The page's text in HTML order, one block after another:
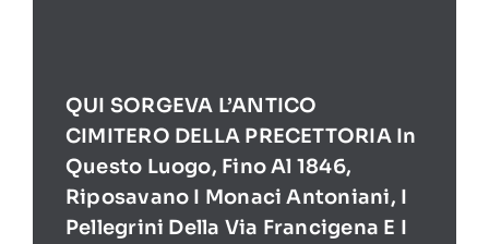
QUI SORGEVA L’ANTICO
CIMITERO DELLA PRECETTORIA In
Questo Luogo, Fino Al 1846,
Riposavano I Monaci Antoniani, I
Pellegrini Della Via Francigena E I